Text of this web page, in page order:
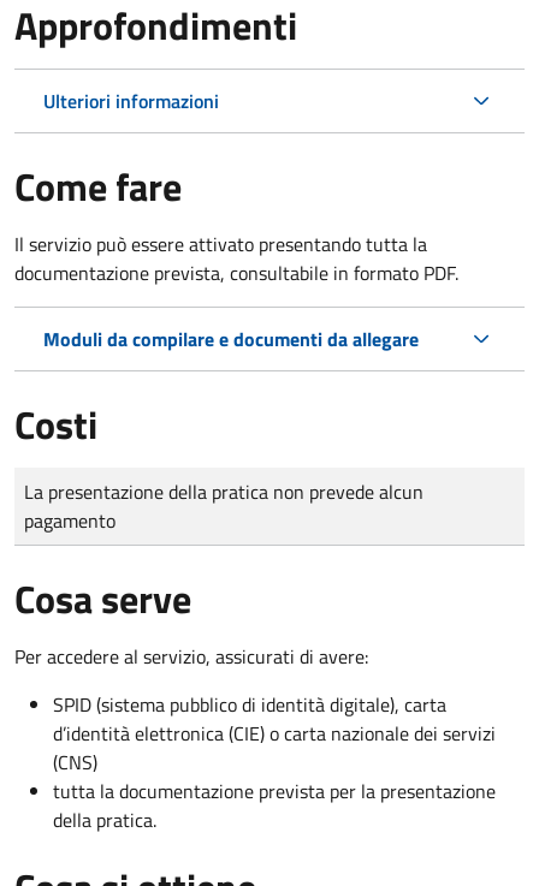
Approfondimenti
Ulteriori informazioni
Come fare
Il servizio può essere attivato presentando tutta la
documentazione prevista, consultabile in formato PDF.
Moduli da compilare e documenti da allegare
Costi
Tipo di pagamento
Importo
La presentazione della pratica non prevede alcun
pagamento
Cosa serve
Per accedere al servizio, assicurati di avere:
SPID (sistema pubblico di identità digitale), carta
d’identità elettronica (CIE) o carta nazionale dei servizi
(CNS)
tutta la documentazione prevista per la presentazione
della pratica.